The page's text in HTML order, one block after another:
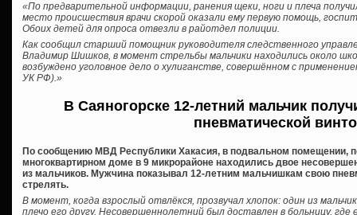
«По предварительной информации, ранения щеки, ноги и плеча
место происшествия врачи скорой оказали ему первую помощь,
Обоих детей для опроса отвезли в райотдел полиции.
Как сообщил старший помощник руководителя следственного
Владимир Шишков, в момент стрельбы мальчики находились около
возбуждено уголовное дело о хулиганстве, совершённом с
УК РФ).»
В Саяногорске 12-летний мальчик
пневматической
По сообщению МВД Республики Хакасия, в подвальном помещении,
многоквартирном доме в 9 микрорайоне находились двое
из мальчиков. Мужчина показывал 12-летним мальчишкам свою
стрелять.
В момент, когда взрослый отвлёкся, прозвучал хлопок: один из
плечо его другу. Несовершеннолетний был доставлен в больницу,